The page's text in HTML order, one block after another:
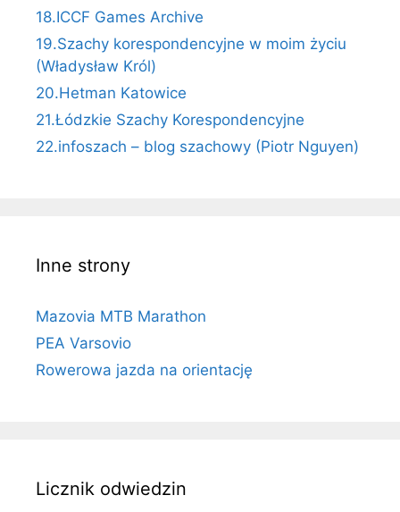
18.ICCF Games Archive
19.Szachy korespondencyjne w moim życiu
(Władysław Król)
20.Hetman Katowice
21.Łódzkie Szachy Korespondencyjne
22.infoszach – blog szachowy (Piotr Nguyen)
Inne strony
Mazovia MTB Marathon
PEA Varsovio
Rowerowa jazda na orientację
Licznik odwiedzin